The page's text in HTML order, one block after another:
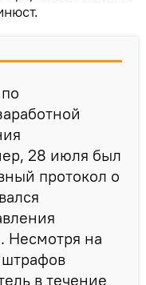
28 июля был
протокол о
Несмотря на
штрафов
в течение